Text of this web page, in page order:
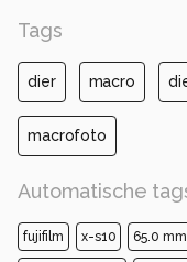
Tags
dier macro
macrofoto
Automatische
fujifilm x-s10 65.0 mm